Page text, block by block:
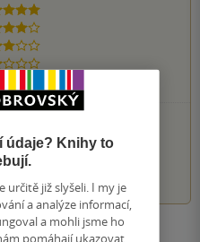
5 hvězdiček
4 hvězdičky
hvězdičky
PRODUKTU
údaje? Knihy to
určitě již slyšeli. I my je
a analýze informací,
a mohli jsme ho
pomáhají ukazovat